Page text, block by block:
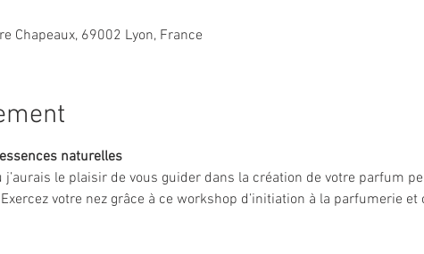
Chapeaux, 69002 Lyon, France
naturelles
j’aurais le plaisir de vous guider dans la création de votre parfum
votre nez grâce à ce workshop d’initiation à la parfumerie